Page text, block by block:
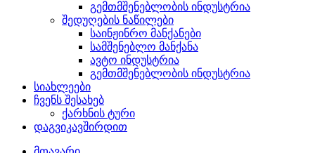
გემთმშენებლობის ინდუსტრია
შედუღების ნაწილები
საინჟინრო მანქანები
სამშენებლო მანქანა
ავტო ინდუსტრია
გემთმშენებლობის ინდუსტრია
სიახლეები
ჩვენს შესახებ
ქარხნის ტური
დაგვიკავშირდით